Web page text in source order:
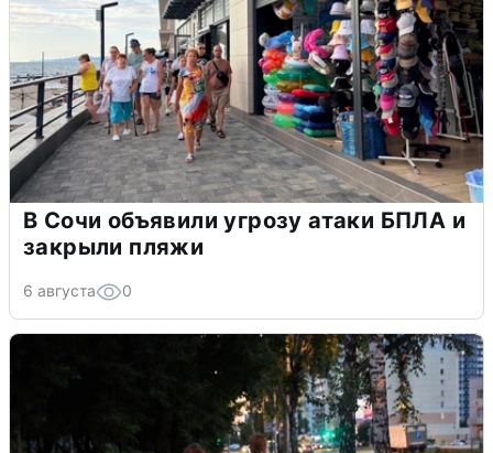
В Сочи объявили угрозу атаки БПЛА и
закрыли пляжи
6 августа 0